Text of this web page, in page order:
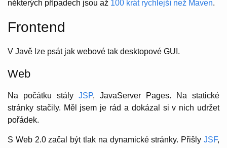
některých případech jsou až 100 krát rychlejší než Maven.
Frontend
V Javě lze psát jak webové tak desktopové GUI.
Web
Na počátku stály JSP, JavaServer Pages. Na statické
stránky stačily. Měl jsem je rád a dokázal si v nich udržet
pořádek.
S Web 2.0 začal být tlak na dynamické stránky. Přišly JSF,